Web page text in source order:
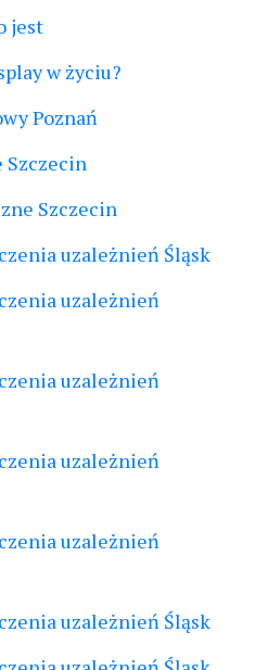
jest
w życiu?
Poznań
Szczecin
Szczecin
uzależnień Śląsk
uzależnień
uzależnień
uzależnień
uzależnień
uzależnień Śląsk